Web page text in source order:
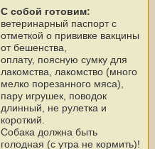
С собой готовим:
ветеринарный паспорт с
отметкой о прививке вакцины
от бешенства,
оплату, поясную сумку для
лакомства, лакомство (много
мелко порезанного мяса),
пару игрушек, поводок
длинный, не рулетка и
короткий.
Собака должна быть
голодная (с утра не кормить)!